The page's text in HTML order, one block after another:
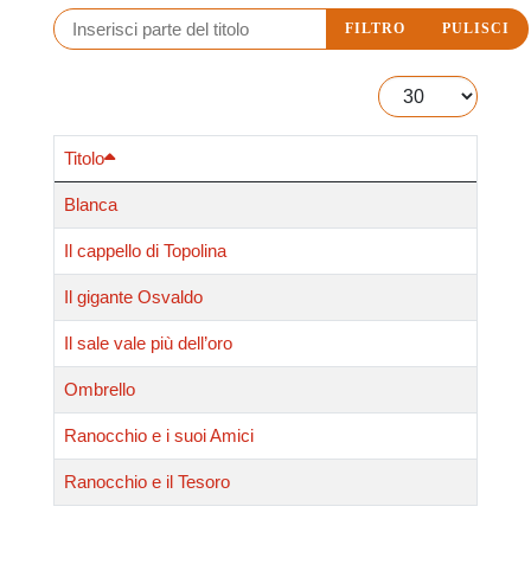
Inserisci parte del titolo
FILTRO PULISCI
Visualizza #
Titolo
Blanca
Il cappello di Topolina
Il gigante Osvaldo
Il sale vale più dell’oro
Ombrello
Ranocchio e i suoi Amici
Ranocchio e il Tesoro